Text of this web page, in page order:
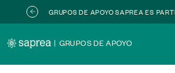
Skip to main contentGRUPOS DE APOYO SAPREA ES
| GRUPOS DE APOYO